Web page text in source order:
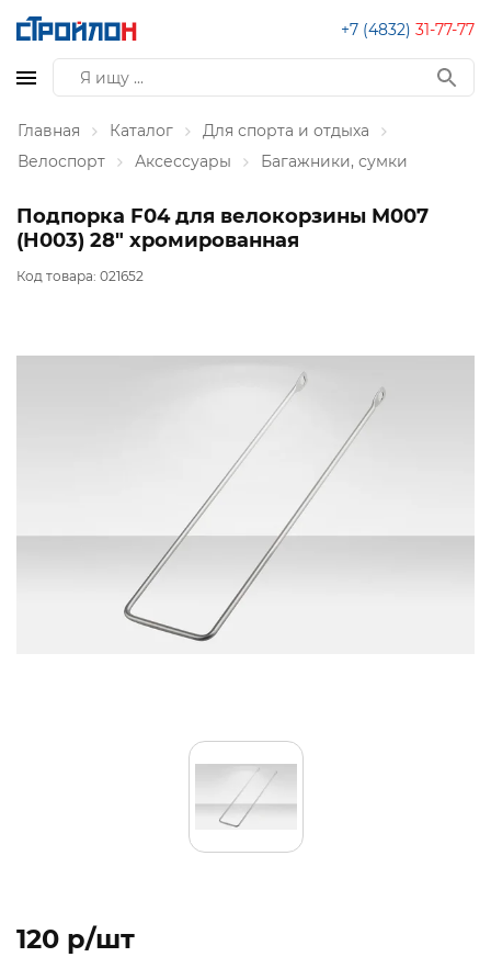
+7 (4832) 31-77-77
Главная Каталог
Для спорта и отдыха
Велоспорт
Аксессуары Багажники, сумки
Подпорка F04 для велокорзины M007
(H003) 28" хромированная
Код товара: 021652
120 p/шт